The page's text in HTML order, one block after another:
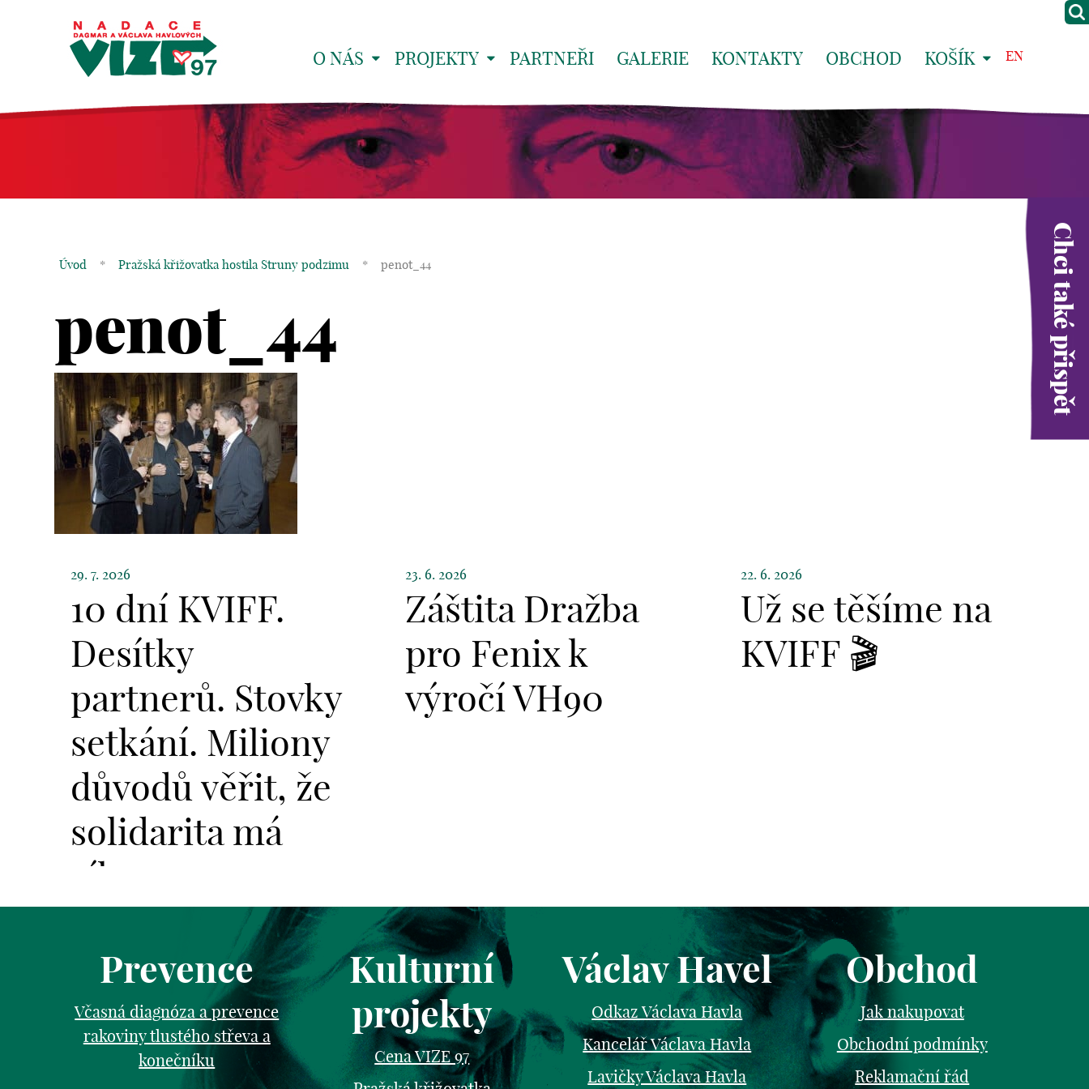
O NÁS PROJEKTY PARTNEŘI GALERIE KONTAKTY OBCHOD KOŠÍK EN
Chci také přispět
Úvod * Pražská křižovatka hostila Struny podzimu * penot_44
penot_44
29. 7. 2026
10 dní KVIFF.
Desítky
partnerů. Stovky
setkání. Miliony
důvodů věřit, že
solidarita má
sílu.
23. 6. 2026
Záštita Dražba
pro Fenix k
výročí VH90
22. 6. 2026
Už se těšíme na
KVIFF 🎬
Prevence
Včasná diagnóza a prevence
rakoviny tlustého střeva a
konečníku
Kulturní
projekty
Cena VIZE 97
Václav Havel
Odkaz Václava Havla
Kancelář Václava Havla
Lavičky Václava Havla
Obchod
Jak nakupovat
Obchodní podmínky
Reklamační řád